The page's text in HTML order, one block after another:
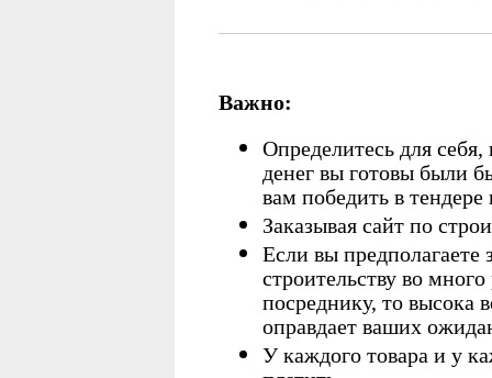
Важно:
Определитесь для
денег вы готовы были
вам победить в тендере
Заказывая сайт по
Если вы предполагаете
строительству во
посреднику, то высока
оправдает ваших
У каждого товара и у